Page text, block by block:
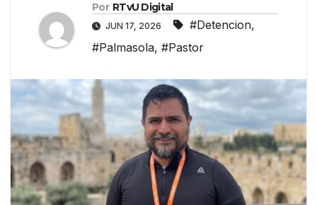
Por RTvU Digital
JUN 17, 2026 #Detencion,
#Palmasola, #Pastor